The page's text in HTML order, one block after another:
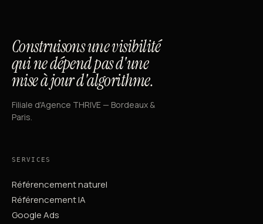
Construisons une visibilité
qui ne dépend pas d'une
mise à jour d'algorithme.
Filiale d'Agence THRIVE — Bordeaux &
Paris.
SERVICES
Référencement naturel
Référencement IA
Google Ads